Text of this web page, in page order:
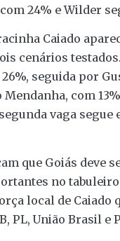
24% e Wilder
Caiado
cenários
seguida por
Mendanha, com
vaga segue
que Goiás deve
no
local de Caiado
PL, União Brasil e